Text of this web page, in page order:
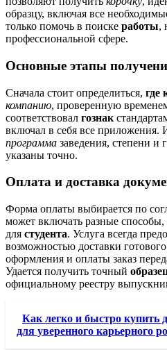
образцу, включая все
только помочь в поиске работы,
профессиональной сфере.
Основные этапы
Сначала стоит определиться, где
компанию, проверенную
соответствовал гознак
включал в себя все приложения.
программа заведения, степени
указаны точно.
Оплата и доставка
Форма оплаты выбирается по
может включать разные
для студента. Услуга всегда
возможностью доставки
оформления и оплаты заказ
Удается получить точный
официальному реестру
Как легко и быстро купить
для уверенного карьерного